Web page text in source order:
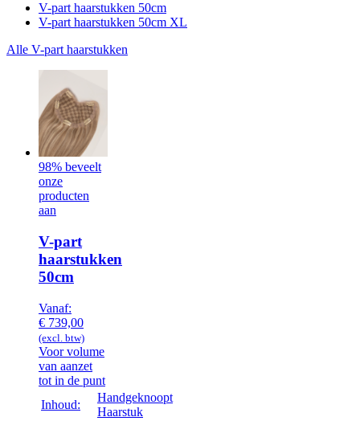
V-part haarstukken 50cm
V-part haarstukken 50cm XL
Alle V-part haarstukken
98% beveelt
onze
producten
aan
V-part
haarstukken
50cm
Vanaf:
€ 739,00
(excl. btw)
Voor volume
van aanzet
tot in de punt
Inhoud:
Handgeknoopt
Haarstuk